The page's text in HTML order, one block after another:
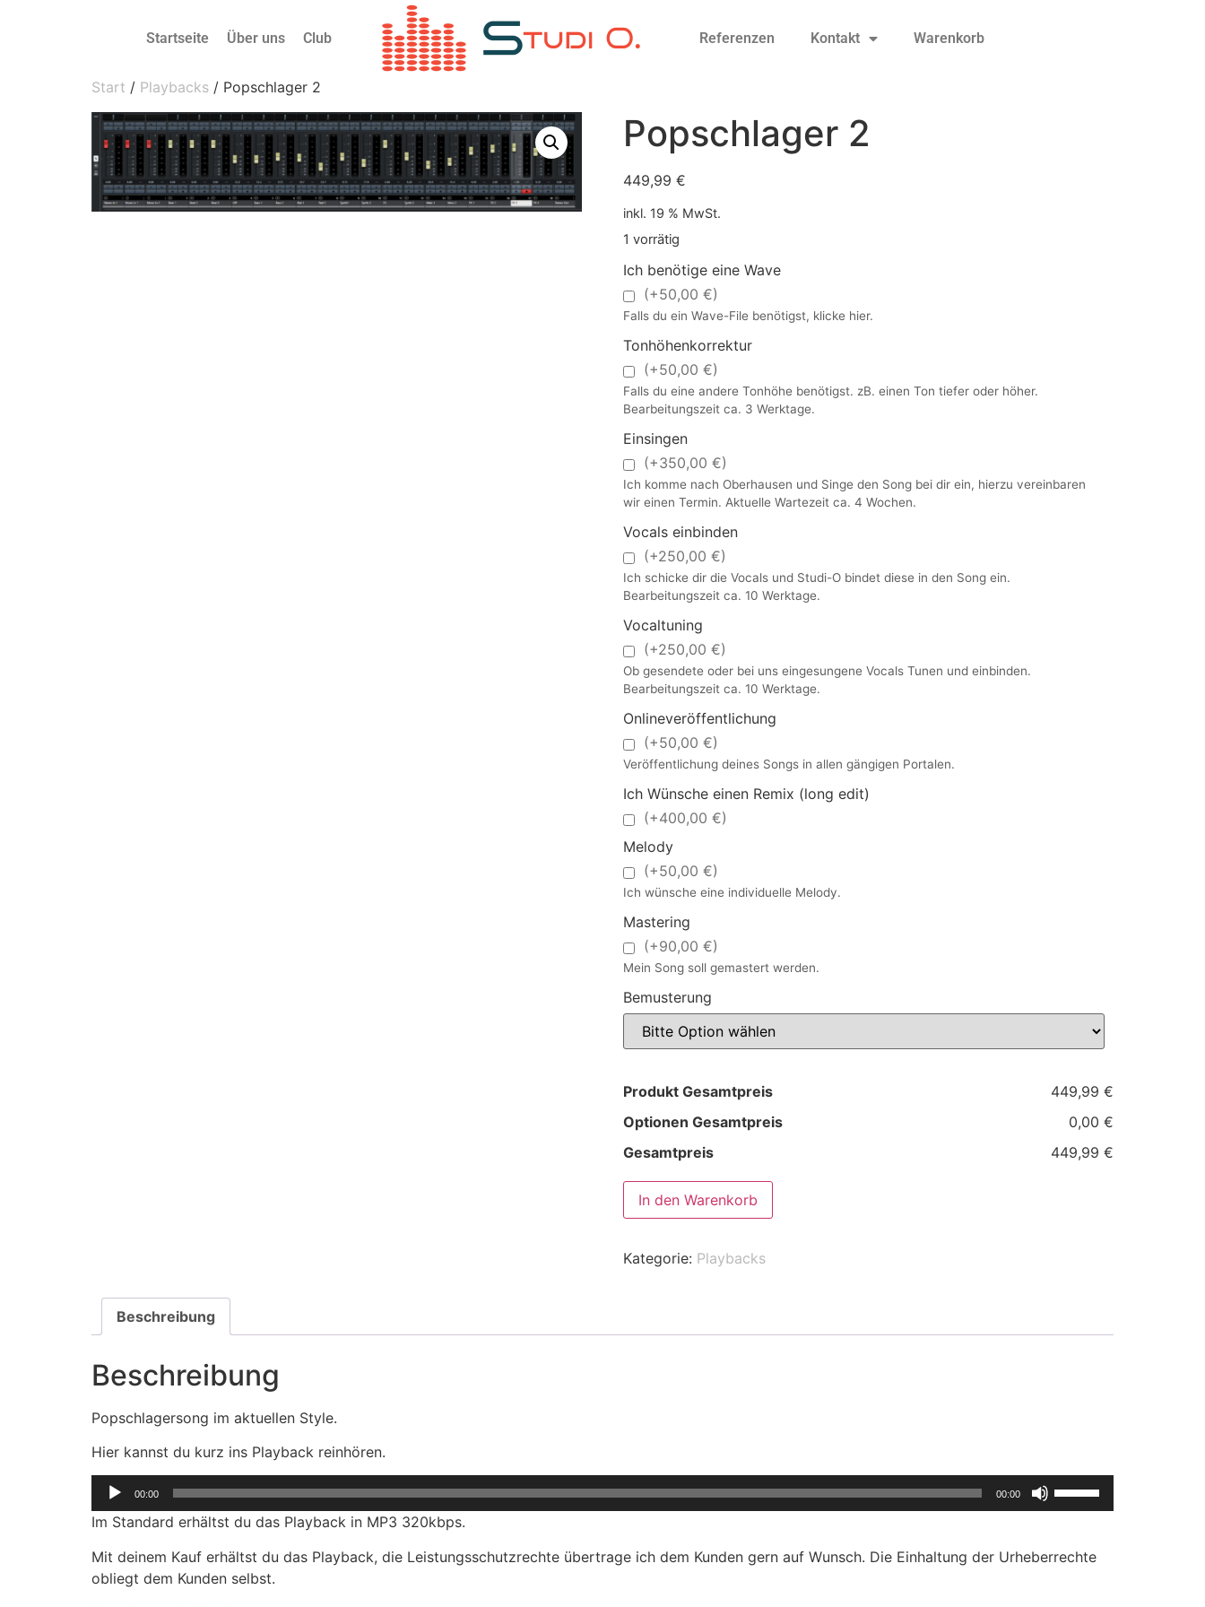
Startseite Über uns Club Referenzen Kontakt Warenkorb
Start / Playbacks / Popschlager 2
Popschlager 2
449,99 €
inkl. 19 % MwSt.
1 vorrätig
Ich benötige eine Wave
(+50,00 €)
Falls du ein Wave-File benötigst, klicke hier.
Tonhöhenkorrektur
(+50,00 €)
Falls du eine andere Tonhöhe benötigst. zB. einen Ton tiefer oder höher.
Bearbeitungszeit ca. 3 Werktage.
Einsingen
(+350,00 €)
Ich komme nach Oberhausen und Singe den Song bei dir ein, hierzu vereinbaren
wir einen Termin. Aktuelle Wartezeit ca. 4 Wochen.
Vocals einbinden
(+250,00 €)
Ich schicke dir die Vocals und Studi-O bindet diese in den Song ein.
Bearbeitungszeit ca. 10 Werktage.
Vocaltuning
(+250,00 €)
Ob gesendete oder bei uns eingesungene Vocals Tunen und einbinden.
Bearbeitungszeit ca. 10 Werktage.
Onlineveröffentlichung
(+50,00 €)
Veröffentlichung deines Songs in allen gängigen Portalen.
Ich Wünsche einen Remix (long edit)
(+400,00 €)
Melody
(+50,00 €)
Ich wünsche eine individuelle Melody.
Mastering
(+90,00 €)
Mein Song soll gemastert werden.
Bemusterung
Produkt Gesamtpreis
449,99 €
Optionen Gesamtpreis
0,00 €
Gesamtpreis
449,99 €
In den Warenkorb
Kategorie: Playbacks
Beschreibung
Beschreibung
Popschlagersong im aktuellen Style.
Hier kannst du kurz ins Playback reinhören.
Audio-
Player
00:00 00:00
Im Standard erhältst du das Playback in MP3 320kbps.
Mit deinem Kauf erhältst du das Playback, die Leistungsschutzrechte übertrage ich dem Kunden gern auf Wunsch. Die Einhaltung der Urheberrechte
obliegt dem Kunden selbst.